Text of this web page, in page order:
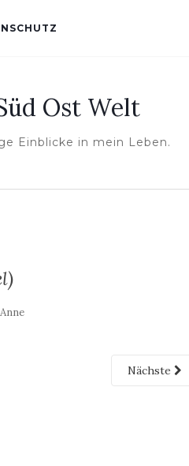
Ost Welt
Einblicke in mein Leben.
Anne
Nächste